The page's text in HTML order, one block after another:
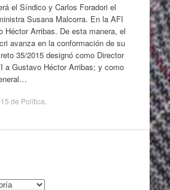
el Síndico y Carlos Foradori el
Susana Malcorra. En la AFI
Héctor Arribas. De esta manera, el
avanza en la conformación de su
35/2015 designó como Director
a Gustavo Héctor Arribas; y como
de Política